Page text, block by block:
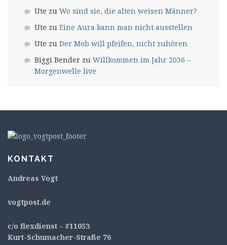
Ute zu Wo sind sie, die alten weisen Männer?
Ute zu Eine Aura kann man nicht ausstellen
Ute zu Der Mob will pfeifen, nicht zuhören
Biggi Bender zu Willkommen im Jahr 2036 –
Morgenwelle live
KONTAKT
Andreas Vogt
vogtpost.de
c/o flexdienst – #11053
Kurt-Schumacher-Straße 76